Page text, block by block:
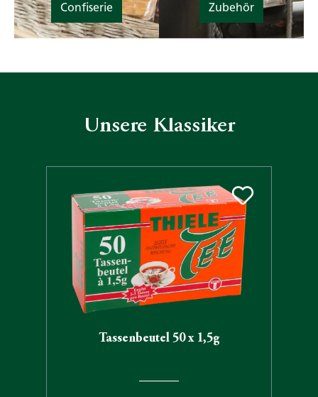
Confiserie Zubehör
Unsere Klassiker
Tassenbeutel 50 x 1,5g